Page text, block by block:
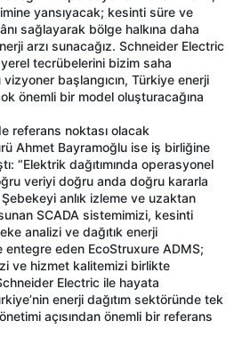
yansıyacak; kesinti süre ve
sağlayarak bölge halkına daha
arzı sunacağız. Schneider Electric
tecrübelerini bizim saha
başlangıcın, Türkiye enerji
önemli bir model oluşturacağına
referans noktası olacak
Ahmet Bayramoğlu ise iş birliğine
“Elektrik dağıtımında operasyonel
veriyi doğru anda doğru kararla
anlık izleme ve uzaktan
SCADA sistemimizi, kesinti
analizi ve dağıtık enerji
entegre eden EcoStruxure ADMS;
ve hizmet kalitemizi birlikte
Electric ile hayata
enerji dağıtım sektöründe tek
açısından önemli bir referans